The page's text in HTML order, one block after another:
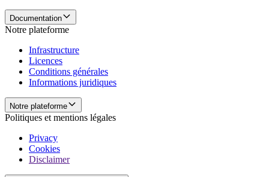
Documentation
Notre plateforme
Infrastructure
Licences
Conditions générales
Informations juridiques
Notre plateforme
Politiques et mentions légales
Privacy
Cookies
Disclaimer